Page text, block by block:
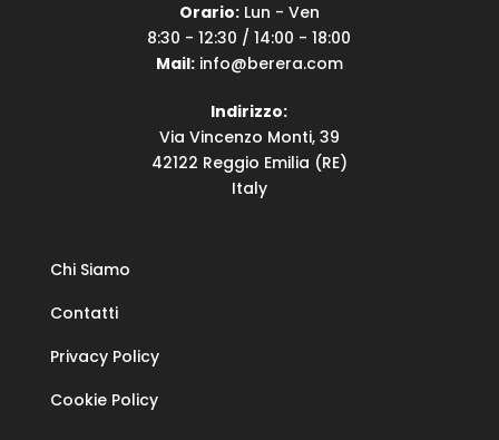
Orario:Lun - Ven
8:30 - 12:30 / 14:00 - 18:00
Mail:info@berera.com
Indirizzo:
Via Vincenzo Monti, 39
42122 Reggio Emilia (RE)
Italy
Chi Siamo
Contatti
Privacy Policy
Cookie Policy